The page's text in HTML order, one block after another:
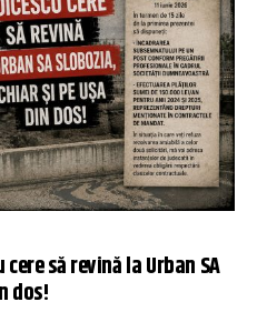
să revină la Urban SA
dos!